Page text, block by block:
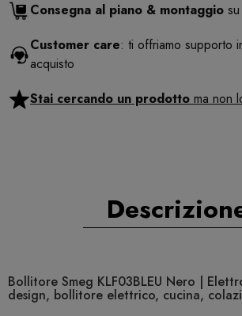
Consegna al piano & montaggio
Customer care: ti offriamo supporto
acquisto
Stai cercando un prodotto ma non
Bollitore Smeg KLF03BLEU Nero |
design, bollitore elettrico, cucina,